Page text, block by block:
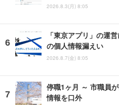
2026.8.3(月) 8:05
「東京アプリ」の運
の個人情報漏えい
2026.8.7(金) 8:05
停職1ヶ月 ～ 市職員
情報を口外